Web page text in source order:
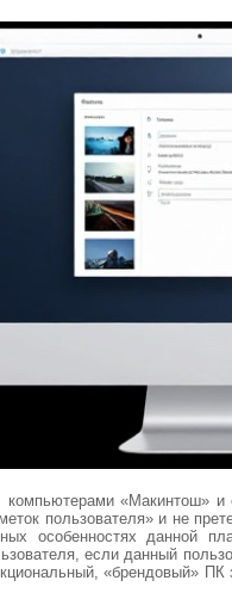
компьютерами «Макинтош»
пользователя» и не
особенностях данной
если данный
«брендовый» ПК